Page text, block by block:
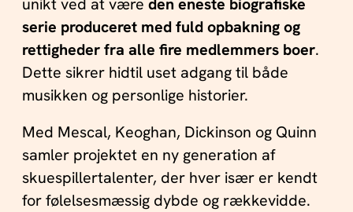
serie produceret med fuld opbakning og
rettigheder fra alle fire medlemmers boer.
Dette sikrer hidtil uset adgang til både
musikken og personlige historier.
Med Mescal, Keoghan, Dickinson og Quinn
samler projektet en ny generation af
skuespillertalenter, der hver især er kendt
for følelsesmæssig dybde og rækkevidde.